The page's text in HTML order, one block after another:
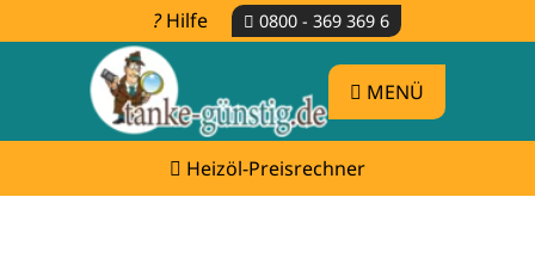
Hilfe 0800 - 369 369 6
MENÜ
Heizöl-Preisrechner